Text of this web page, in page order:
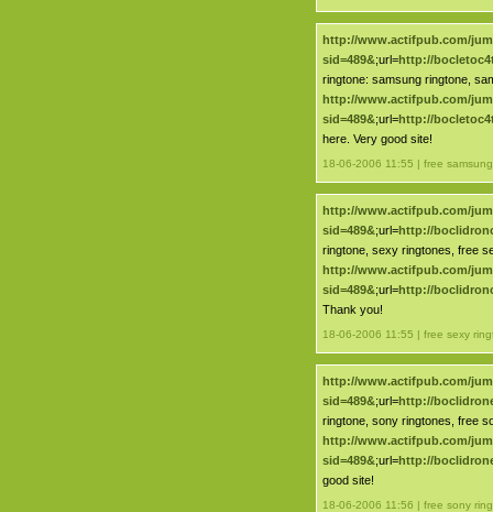
http://www.actifpub.com/
sid=489&;url=http://
ringtone: samsung ringtone,
http://www.actifpub.com/
sid=489&;url=http://
here. Very good site!
18-06-2006 11:55 | free
http://www.actifpub.com/
sid=489&;url=http://
ringtone, sexy ringtones, free
http://www.actifpub.com/
sid=489&;url=http://
Thank you!
18-06-2006 11:55 | free sexy
http://www.actifpub.com/
sid=489&;url=http://
ringtone, sony ringtones, free
http://www.actifpub.com/
sid=489&;url=http://
good site!
18-06-2006 11:56 | free sony